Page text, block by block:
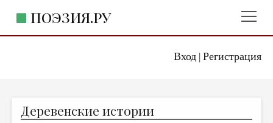
Вход| Регистрация
ПОЭЗИЯ.РУ
ЖАНРЫ
Деревенские истории